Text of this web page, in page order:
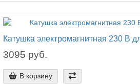
Катушка электромагнитная 230 В
3095 руб.
В корзину